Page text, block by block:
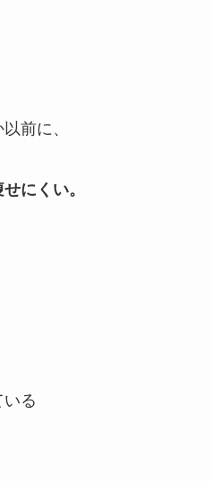
前に、
にくい。
いる